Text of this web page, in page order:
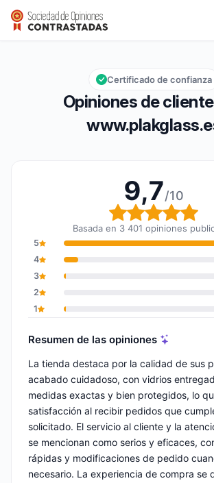
www.plakglass.es
Calificación global: 9,7 de 10
9,7/10
Opiniones de
Certificado de confianza
9,7/10
Calificación
Basada en 3 401 opiniones
5
4
3
2
1
Resumen de las opiniones
La tienda destaca por la calidad de sus
acabado cuidadoso, con vidrios
medidas exactas y bien protegidos, lo
satisfacción al recibir pedidos que
solicitado. El servicio al cliente y la
se mencionan como serios y eficaces,
rápidas y modificaciones de pedido
necesario. La experiencia de compra se